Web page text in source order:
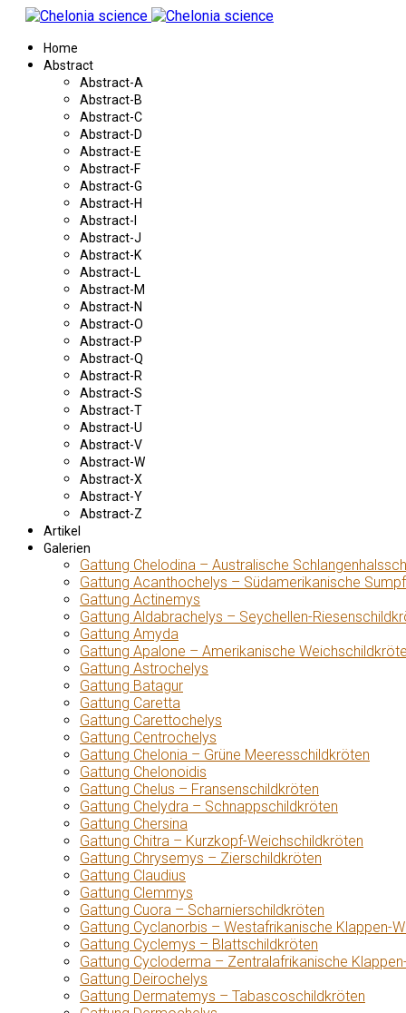
Home
Abstract
Abstract-A
Abstract-B
Abstract-C
Abstract-D
Abstract-E
Abstract-F
Abstract-G
Abstract-H
Abstract-I
Abstract-J
Abstract-K
Abstract-L
Abstract-M
Abstract-N
Abstract-O
Abstract-P
Abstract-Q
Abstract-R
Abstract-S
Abstract-T
Abstract-U
Abstract-V
Abstract-W
Abstract-X
Abstract-Y
Abstract-Z
Artikel
Galerien
Gattung Chelodina – Australische
Gattung Acanthochelys – Südamerikanische
Gattung Actinemys
Gattung Aldabrachelys – Seychellen-
Gattung Amyda
Gattung Apalone – Amerikanische
Gattung Astrochelys
Gattung Batagur
Gattung Caretta
Gattung Carettochelys
Gattung Centrochelys
Gattung Chelonia – Grüne Meeresschildkröten
Gattung Chelonoidis
Gattung Chelus – Fransenschildkröten
Gattung Chelydra – Schnappschildkröten
Gattung Chersina
Gattung Chitra – Kurzkopf-Weichschildkröten
Gattung Chrysemys – Zierschildkröten
Gattung Claudius
Gattung Clemmys
Gattung Cuora – Scharnierschildkröten
Gattung Cyclanorbis – Westafrikanische Klappen-
Gattung Cyclemys – Blattschildkröten
Gattung Cycloderma – Zentralafrikanische
Gattung Deirochelys
Gattung Dermatemys – Tabascoschildkröten